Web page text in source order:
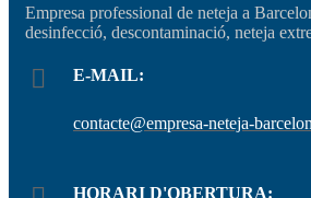
Empresa professional de neteja a
desinfecció, descontaminació, neteja
E-MAIL:
contacte@empresa-neteja-
HORARI D'OBERTURA: